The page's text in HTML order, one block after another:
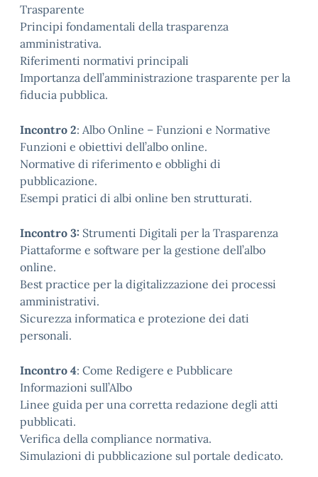
Trasparente
Principi fondamentali della trasparenza
amministrativa.
Riferimenti normativi principali
Importanza dell’amministrazione trasparente per la
fiducia pubblica.
Incontro 2: Albo Online – Funzioni e Normative
Funzioni e obiettivi dell’albo online.
Normative di riferimento e obblighi di
pubblicazione.
Esempi pratici di albi online ben strutturati.
Incontro 3: Strumenti Digitali per la Trasparenza
Piattaforme e software per la gestione dell’albo
online.
Best practice per la digitalizzazione dei processi
amministrativi.
Sicurezza informatica e protezione dei dati
personali.
Incontro 4: Come Redigere e Pubblicare
Informazioni sull’Albo
Linee guida per una corretta redazione degli atti
pubblicati.
Verifica della compliance normativa.
Simulazioni di pubblicazione sul portale dedicato.